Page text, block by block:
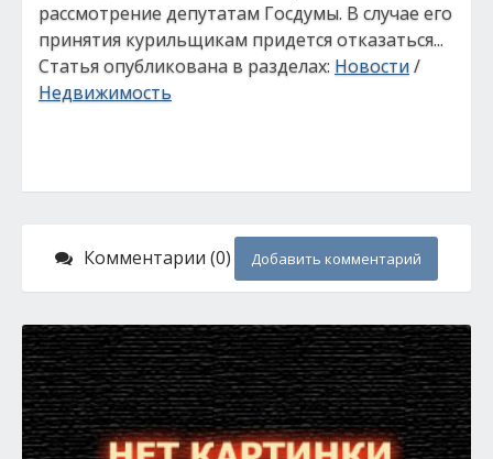
рассмотрение депутатам Госдумы. В случае его
принятия курильщикам придется отказаться...
Статья опубликована в разделах: Новости/
Недвижимость
Комментарии (0) Добавить комментарий